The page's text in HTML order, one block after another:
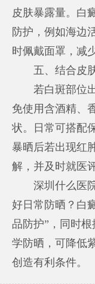
皮肤暴露量。白
防护，例如海边
时佩戴面罩，减
五、结合皮肤
若白斑部位出
免使用含酒精、
状。日常可搭配
暴晒后若出现红
解，并及时就医
深圳什么医
好日常防晒？白
品防护”，同时
学防晒，可降低
创造有利条件。